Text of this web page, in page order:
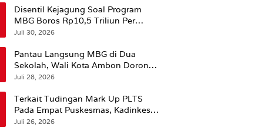
Disentil Kejagung Soal Program
MBG Boros Rp10,5 Triliun Per
Tahun, Kepala BGN Sudaryono Beri
Juli 30, 2026
Pantau Langsung MBG di Dua
Sekolah, Wali Kota Ambon Dorong
Pemerataan Hingga Wilayah
Juli 28, 2026
Terkait Tudingan Mark Up PLTS
Pada Empat Puskesmas, Kadinkes
Ambon Beri Klarifikasi.
Juli 26, 2026